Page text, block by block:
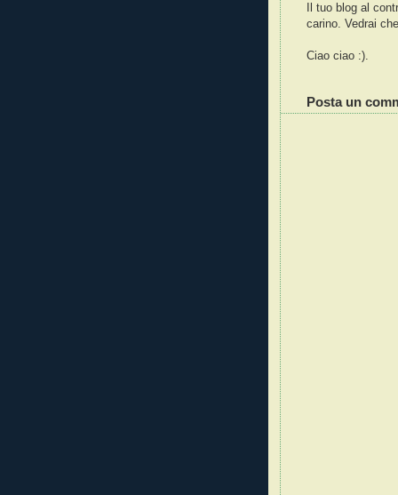
Il tuo blog al
carino. Vedrai
Ciao ciao :).
Posta un